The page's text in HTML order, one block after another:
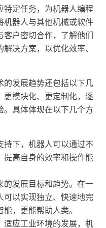
特定任务，为机器人编程
机器人与其他机械或软件
户密切合作，了解他们
决方案，以优化效率、
的发展趋势还包括以下几
更模块化、更定制化，逐
。具体体现在以下几个方
持下，机器人可以通过不
提高自身的效率和操作能
的发展目标和趋势。在一
可以实现独立、快速地完
，更能帮助人类。
适应工业环境的发展，机